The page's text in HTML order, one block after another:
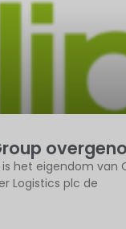
het eigendom van
Logistics plc de